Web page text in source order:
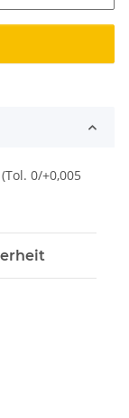
0/+0,005